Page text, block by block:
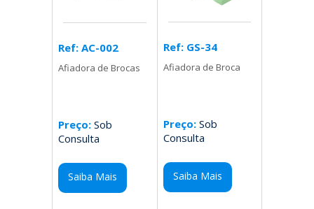
Ref: AC-002
Afiadora de Brocas
Preço: Sob
Consulta
Saiba Mais
Ref: GS-34
Afiadora de Broca
Preço:Sob
Consulta
Saiba Mais